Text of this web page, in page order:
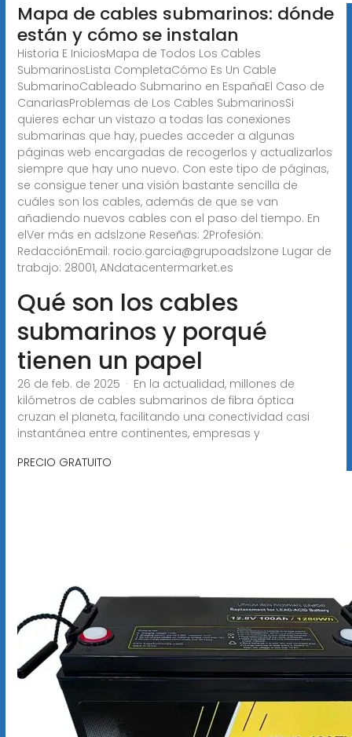
Mapa de cables submarinos: dónde
están y cómo se instalan
Historia E IniciosMapa de Todos Los Cables
SubmarinosLista CompletaCómo Es Un Cable
SubmarinoCableado Submarino en EspañaEl Caso de
CanariasProblemas de Los Cables SubmarinosSi
quieres echar un vistazo a todas las conexiones
submarinas que hay, puedes acceder a algunas
páginas web encargadas de recogerlos y actualizarlos
siempre que hay uno nuevo. Con este tipo de páginas,
se consigue tener una visión bastante sencilla de
cuáles son los cables, además de que se van
añadiendo nuevos cables con el paso del tiempo. En
elVer más en adslzone Reseñas: 2Profesión:
RedacciónEmail: rocio.garcia@grupoadslzone Lugar de
trabajo: 28001, ANdatacentermarket.es
Qué son los cables
submarinos y porqué
tienen un papel
26 de feb. de 2025 · En la actualidad, millones de
kilómetros de cables submarinos de fibra óptica
cruzan el planeta, facilitando una conectividad casi
instantánea entre continentes, empresas y
PRECIO GRATUITO